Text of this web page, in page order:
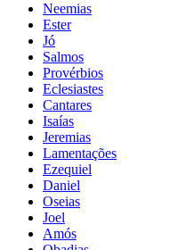
Neemias
Ester
Jó
Salmos
Provérbios
Eclesiastes
Cantares
Isaías
Jeremias
Lamentações
Ezequiel
Daniel
Oseias
Joel
Amós